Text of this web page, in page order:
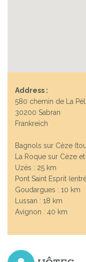
Address :
580 chemin de La
30200 Sabran
Frankreich
Bagnols sur Cèze
La Roque sur Cèze
Uzès : 25 km
Pont Saint Esprit
Goudargues : 10 km
Lussan : 18 km
Avignon : 40 km